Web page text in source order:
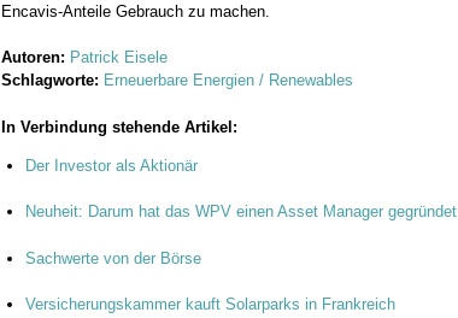
Encavis-Anteile Gebrauch zu machen.
Autoren: Patrick Eisele
Schlagworte: Erneuerbare Energien / Renewables
In Verbindung stehende Artikel:
Der Investor als Aktionär
Neuheit: Darum hat das WPV einen Asset Manager gegründet
Sachwerte von der Börse
Versicherungskammer kauft Solarparks in Frankreich